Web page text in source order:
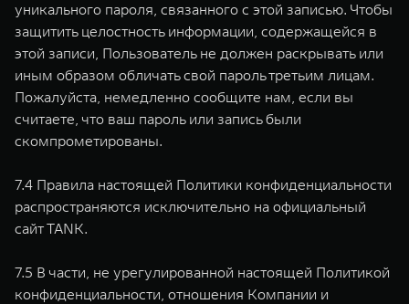
уникального пароля, связанного с этой записью. Чтобы
защитить целостность информации, содержащейся в
этой записи, Пользователь не должен раскрывать или
иным образом обличать свой пароль третьим лицам.
Пожалуйста, немедленно сообщите нам, если вы
считаете, что ваш пароль или запись были
скомпрометированы.
7.4 Правила настоящей Политики конфиденциальности
распространяются исключительно на официальный
сайт TANK.
7.5 В части, не урегулированной настоящей Политикой
конфиденциальности, отношения Компании и